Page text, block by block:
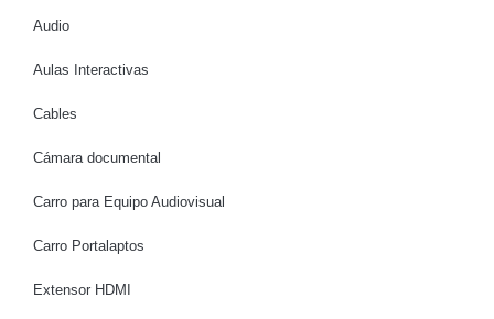
Audio
Aulas Interactivas
Cables
Cámara documental
Carro para Equipo Audiovisual
Carro Portalaptos
Extensor HDMI